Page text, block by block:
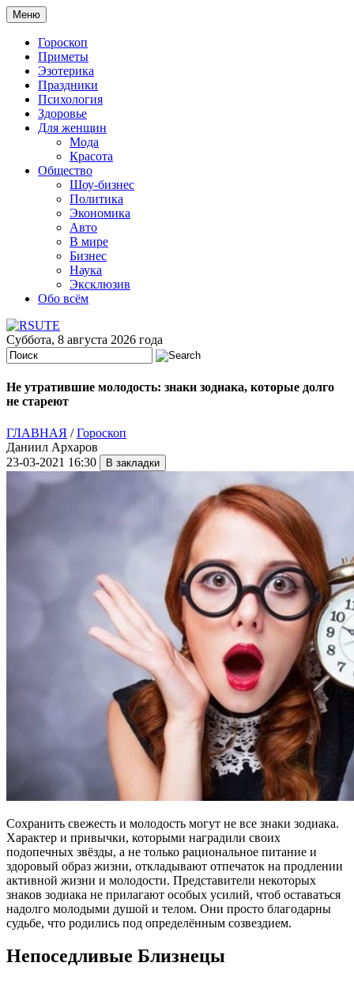
Меню
Гороскоп
Приметы
Эзотерика
Праздники
Психология
Здоровье
Для женщин
Мода
Красота
Общество
Шоу-бизнес
Политика
Экономика
Авто
В мире
Бизнес
Наука
Эксклюзив
Обо всём
Суббота, 8 августа 2026 года
Не утратившие молодость: знаки зодиака, которые долго
не стареют
ГЛАВНАЯ /Гороскоп
Даниил Архаров
23-03-2021 16:30
Сохранить свежесть и молодость могут не все знаки зодиака.
Характер и привычки, которыми наградили своих
подопечных звёзды, а не только рациональное питание и
здоровый образ жизни, откладывают отпечаток на продлении
активной жизни и молодости. Представители некоторых
знаков зодиака не прилагают особых усилий, чтоб оставаться
надолго молодыми душой и телом. Они просто благодарны
судьбе, что родились под определённым созвездием.
Непоседливые Близнецы